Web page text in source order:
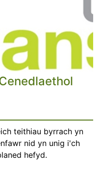
teithiau byrrach yn
nid yn unig i'ch
hefyd.